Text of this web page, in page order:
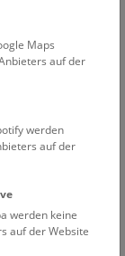
Menschen in
gehört zu den
der Welt.
v. Chr. finden
wurde bereits
Georg
ist
Maps
auf der
werden
auf der
werden keine
auf der Website